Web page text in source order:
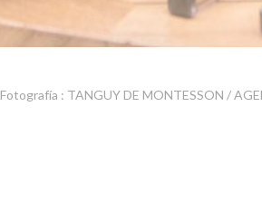
Fotografía : TANGUY DE MONTESSON /